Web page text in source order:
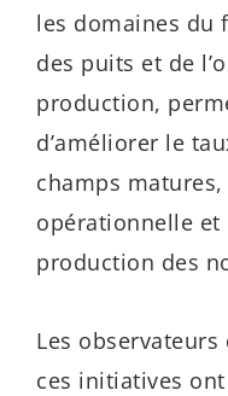
les domaines du
des puits et de
production,
d’améliorer le
champs matures,
opérationnelle et
production des
Les
ces initiatives